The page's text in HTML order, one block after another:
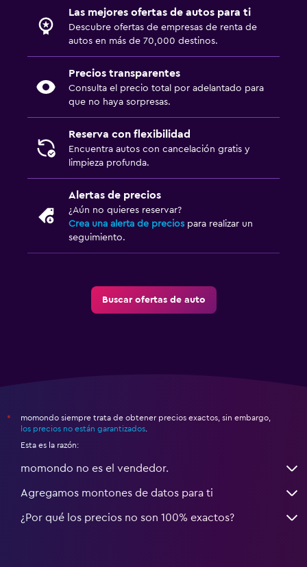
Las mejores ofertas de autos para ti
Descubre ofertas de empresas de renta de
autos en más de 70,000 destinos.
Precios transparentes
Consulta el precio total por adelantado para
que no haya sorpresas.
Reserva con flexibilidad
Encuentra autos con cancelación gratis y
limpieza profunda.
Alertas de precios
¿Aún no quieres reservar?
Crea una alerta de precios para realizar un
seguimiento.
Buscar ofertas de auto
*
momondo siempre trata de obtener precios exactos, sin embargo,
los precios no están garantizados.
Esta es la razón:
momondo no es el vendedor.
Agregamos montones de datos para ti
¿Por qué los precios no son 100% exactos?